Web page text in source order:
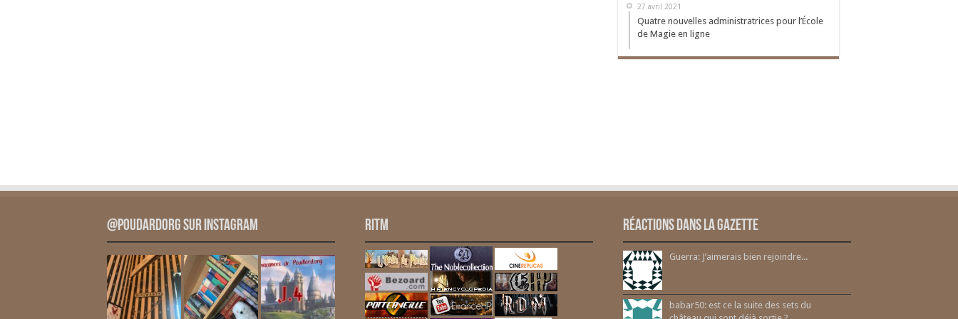
27 avril 2021
Quatre nouvelles administratrices pour l’École
de Magie en ligne
@PoudardOrg sur Instagram RITM Réactions dans la gazette
Guerra: J’aimerais bien rejoindre...
babar50: est ce la suite des sets du